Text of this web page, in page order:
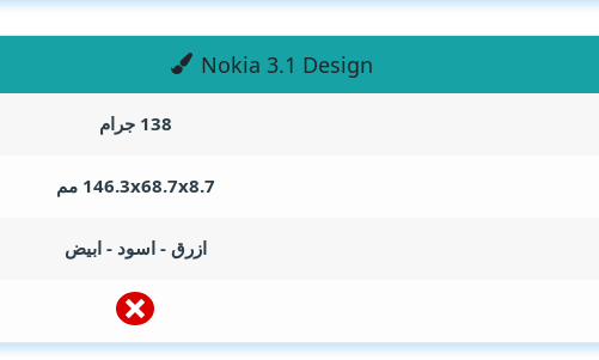
Nokia 3.1 Design
138 جرام
146.3x68.7x8.7 مم
ازرق - اسود - ابيض